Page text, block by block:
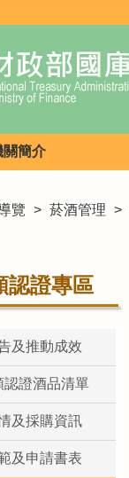
關簡介
覽 > 菸酒管理 >
認證專區
及推動成效
認證酒品清單
及採購資訊
及申請書表